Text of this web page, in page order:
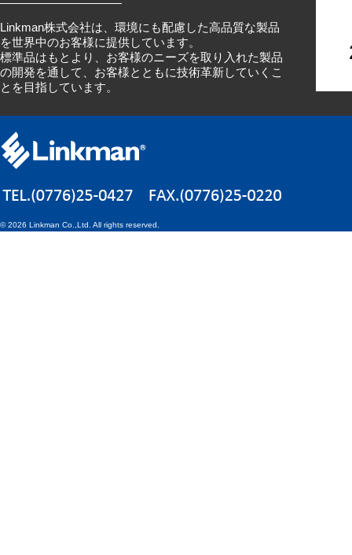
Linkman株式会社は、環境にも配慮した高品質な製品
を世界中のお客様に提供しています。
標準品はもとより、お客様のニーズを取り入れた製品
の開発を通して、お客様とともに技術革新していくこ
とを目指しています。
©2026 Linkman Co.,Ltd. All rights reserved.